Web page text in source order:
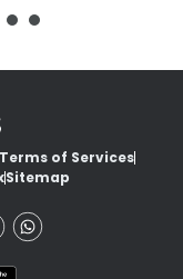
Terms of Services
Sitemap